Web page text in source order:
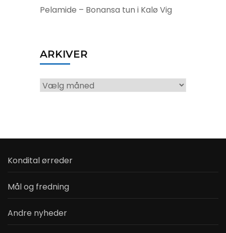
Pelamide – Bonansa tun i Kalø Vig
ARKIVER
Arkiver
Kondital ørreder
Mål og fredning
Andre nyheder